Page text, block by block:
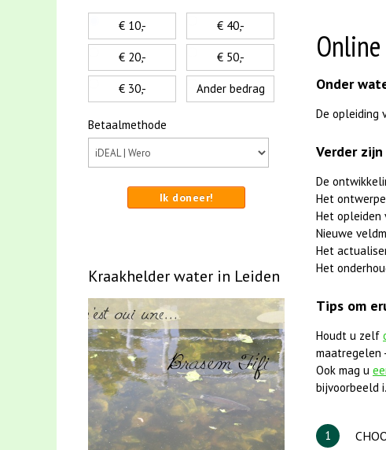
Onder
De opleiding
Verder
De
Het
Het opleiden
Nieuwe
Het
Het
Tips om
Houdt u zelf
maatregelen
Ook mag u
bijvoorbeeld
1
€ 10,-
€ 20,-
€ 30,-
€ 40,-
€ 50,-
Ander bedrag
Betaalmethode
Ik doneer!
Kraakhelder water in Leiden